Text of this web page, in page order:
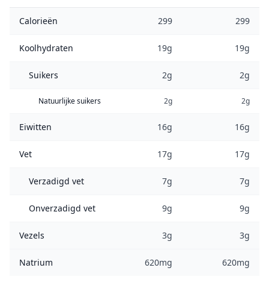
Calorieën 299 299
Koolhydraten 19g 19g
Suikers 2g 2g
Natuurlijke suikers 2g 2g
Eiwitten 16g 16g
Vet 17g 17g
Verzadigd vet 7g 7g
Onverzadigd vet 9g 9g
Vezels 3g 3g
Natrium 620mg 620mg